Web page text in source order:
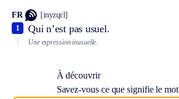
FR [inyzɥɛl]
Qui n’est pas usuel.
1
Une expression inusuelle.
À découvrir
Savez-vous ce que signifie le mot